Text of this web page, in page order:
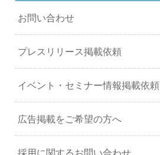
お問い合わせ
プレスリリース掲載依頼
イベント・セミナー情報掲載依頼
広告掲載をご希望の方へ
採用に関するお問い合わせ